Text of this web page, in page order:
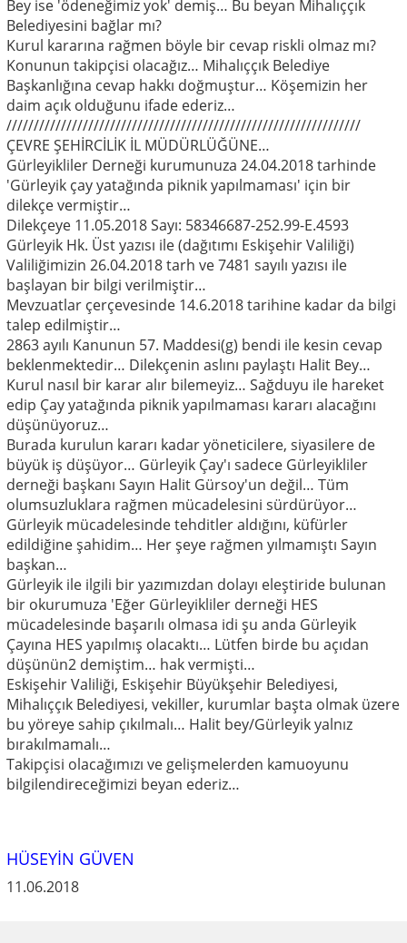
Bey ise 'ödeneğimiz yok' demiş… Bu beyan Mihalıççık
Belediyesini bağlar mı?
Kurul kararına rağmen böyle bir cevap riskli olmaz mı?
Konunun takipçisi olacağız… Mihalıççık Belediye
Başkanlığına cevap hakkı doğmuştur… Köşemizin her
daim açık olduğunu ifade ederiz…
/////////////////////////////////////////////////////////////////
ÇEVRE ŞEHİRCİLİK İL MÜDÜRLÜĞÜNE…
Gürleyikliler Derneği kurumunuza 24.04.2018 tarhinde
'Gürleyik çay yatağında piknik yapılmaması' için bir
dilekçe vermiştir…
Dilekçeye 11.05.2018 Sayı: 58346687-252.99-E.4593
Gürleyik Hk. Üst yazısı ile (dağıtımı Eskişehir Valiliği)
Valiliğimizin 26.04.2018 tarh ve 7481 sayılı yazısı ile
başlayan bir bilgi verilmiştir…
Mevzuatlar çerçevesinde 14.6.2018 tarihine kadar da bilgi
talep edilmiştir…
2863 ayılı Kanunun 57. Maddesi(g) bendi ile kesin cevap
beklenmektedir… Dilekçenin aslını paylaştı Halit Bey…
Kurul nasıl bir karar alır bilemeyiz… Sağduyu ile hareket
edip Çay yatağında piknik yapılmaması kararı alacağını
düşünüyoruz…
Burada kurulun kararı kadar yöneticilere, siyasilere de
büyük iş düşüyor… Gürleyik Çay'ı sadece Gürleyikliler
derneği başkanı Sayın Halit Gürsoy'un değil… Tüm
olumsuzluklara rağmen mücadelesini sürdürüyor…
Gürleyik mücadelesinde tehditler aldığını, küfürler
edildiğine şahidim… Her şeye rağmen yılmamıştı Sayın
başkan…
Gürleyik ile ilgili bir yazımızdan dolayı eleştiride bulunan
bir okurumuza 'Eğer Gürleyikliler derneği HES
mücadelesinde başarılı olmasa idi şu anda Gürleyik
Çayına HES yapılmış olacaktı… Lütfen birde bu açıdan
düşünün2 demiştim… hak vermişti…
Eskişehir Valiliği, Eskişehir Büyükşehir Belediyesi,
Mihalıççık Belediyesi, vekiller, kurumlar başta olmak üzere
bu yöreye sahip çıkılmalı… Halit bey/Gürleyik yalnız
bırakılmamalı…
Takipçisi olacağımızı ve gelişmelerden kamuoyunu
bilgilendireceğimizi beyan ederiz…
HÜSEYİN GÜVEN
11.06.2018